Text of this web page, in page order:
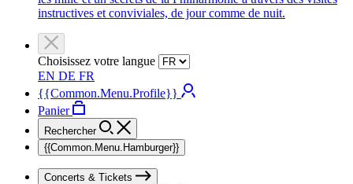
instructives et conviviales, de jour comme de nuit.
Choisissez votre langue
EN DE FR
{{Common.Menu.Profile}}
Panier
Rechercher
{{Common.Menu.Hamburger}}
Concerts & Tickets